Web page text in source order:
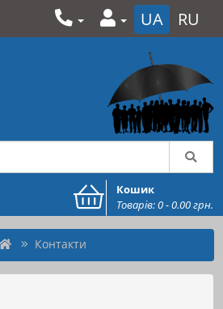
UA RU
Кошик
Товарів: 0 - 0.00 грн.
Контакти